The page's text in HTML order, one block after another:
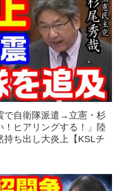
で自衛隊派遣→立憲・杉
！ヒアリングする！」陸
持ち出し大炎上【KSLチ